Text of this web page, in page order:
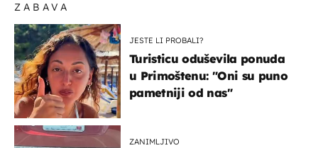
ZABAVA
JESTE LI PROBALI?
Turisticu oduševila ponuda
u Primoštenu: "Oni su puno
pametniji od nas"
ZANIMLJIVO